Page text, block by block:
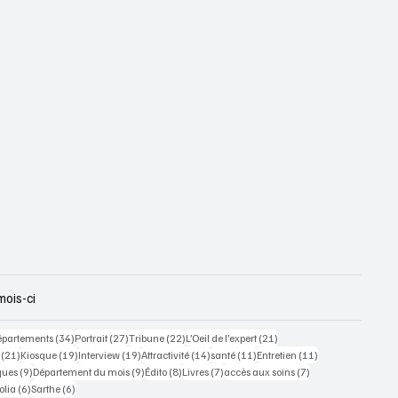
ci
posts (34)34 posts
Portrait (27)27 posts
Tribune (22)22 posts
L’Oeil de l’expert (21)
(21)21 posts
Kiosque (19)19 posts
Interview (19)19 posts
Attractivité (14)14 posts
santé (11)11 posts
Entretien (11)
(9)9 posts
Département du mois (9)9 posts
Édito (8)8 posts
Livres (7)7 posts
accès aux soins (7)
(6)6 posts
Sarthe (6)